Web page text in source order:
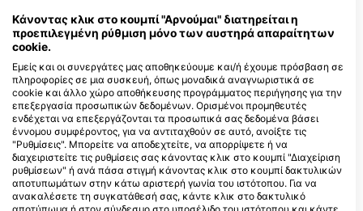
Δείτε περισσότερα ζώα
Κέντρα κατάδυσης που εξυπηρετούν
αυτό το σημείο κατάδυσης
72 Aquatics by Paragon Dive
Group
2951 N Swan RD, 85712 TUCSON,
AZ - ΗΝΩΜΕΝΕΣ ΠΟΛΙΤΕΙΕΣ
El Mar Diving Center
2245 W Broadway Road, 85202
Mesa, AZ - ΗΝΩΜΕΝΕΣ ΠΟΛΙΤΕΙΕΣ
Κάνοντας κλικ στο κουμπί "Αρνούμαι" διατηρείται η
προεπιλεγμένη ρύθμιση μόνο των αυστηρά απαραίτητων
cookie.
Εμείς και οι συνεργάτες μας αποθηκεύουμε και/ή έχουμε πρόσβαση σε
πληροφορίες σε μια συσκευή, όπως μοναδικά αναγνωριστικά σε
cookie και άλλο χώρο αποθήκευσης προγράμματος περιήγησης για την
επεξεργασία προσωπικών δεδομένων. Ορισμένοι προμηθευτές
ενδέχεται να επεξεργάζονται τα προσωπικά σας δεδομένα βάσει
έννομου συμφέροντος, για να αντιταχθούν σε αυτό, ανοίξτε τις
"Ρυθμίσεις". Μπορείτε να αποδεχτείτε, να απορρίψετε ή να
διαχειριστείτε τις ρυθμίσεις σας κάνοντας κλικ στο κουμπί "Διαχείριση
ρυθμίσεων" ή ανά πάσα στιγμή κάνοντας κλικ στο κουμπί δακτυλικών
αποτυπωμάτων στην κάτω αριστερή γωνία του ιστότοπου. Για να
ανακαλέσετε τη συγκατάθεσή σας, κάντε κλικ στο δακτυλικό